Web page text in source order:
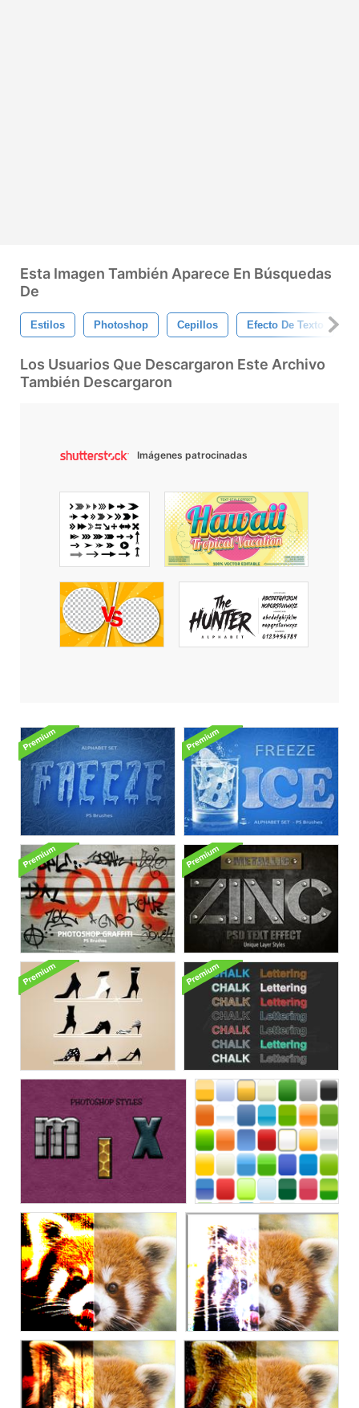
Esta Imagen También Aparece En Búsquedas
De
Estilos Photoshop Cepillos Efecto De Texto
Los Usuarios Que Descargaron Este Archivo
También Descargaron
Imágenes patrocinadas